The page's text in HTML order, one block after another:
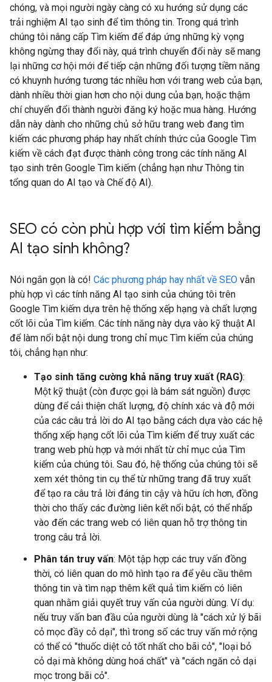
chóng, và mọi người ngày càng có xu hướng sử dụng các
trải nghiệm AI tạo sinh để tìm thông tin. Trong quá trình
chúng tôi nâng cấp Tìm kiếm để đáp ứng những kỳ vọng
không ngừng thay đổi này, quá trình chuyển đổi này sẽ mang
lại những cơ hội mới để tiếp cận những đối tượng tiềm năng
có khuynh hướng tương tác nhiều hơn với trang web của bạn,
dành nhiều thời gian hơn cho nội dung của bạn, hoặc thậm
chí chuyển đổi thành người đăng ký hoặc mua hàng. Hướng
dẫn này dành cho những chủ sở hữu trang web đang tìm
kiếm các phương pháp hay nhất chính thức của Google Tìm
kiếm về cách đạt được thành công trong các tính năng AI
tạo sinh trên Google Tìm kiếm (chẳng hạn như Thông tin
tổng quan do AI tạo và Chế độ AI).
SEO có còn phù hợp với tìm kiếm bằng
AI tạo sinh không?
Nói ngắn gọn là có! Các phương pháp hay nhất về SEO vẫn
phù hợp vì các tính năng AI tạo sinh của chúng tôi trên
Google Tìm kiếm dựa trên hệ thống xếp hạng và chất lượng
cốt lõi của Tìm kiếm. Các tính năng này dựa vào kỹ thuật AI
để làm nổi bật nội dung trong chỉ mục Tìm kiếm của chúng
tôi, chẳng hạn như:
Tạo sinh tăng cường khả năng truy xuất (RAG):
Một kỹ thuật (còn được gọi là bám sát nguồn) được
dùng để cải thiện chất lượng, độ chính xác và độ mới
của các câu trả lời do AI tạo bằng cách dựa vào các hệ
thống xếp hạng cốt lõi của Tìm kiếm để truy xuất các
trang web phù hợp và mới nhất từ chỉ mục của Tìm
kiếm của chúng tôi. Sau đó, hệ thống của chúng tôi sẽ
xem xét thông tin cụ thể từ những trang đã truy xuất
để tạo ra câu trả lời đáng tin cậy và hữu ích hơn, đồng
thời cho thấy các đường liên kết nổi bật, có thể nhấp
vào đến các trang web có liên quan hỗ trợ thông tin
trong câu trả lời.
Phân tán truy vấn: Một tập hợp các truy vấn đồng
thời, có liên quan do mô hình tạo ra để yêu cầu thêm
thông tin và tìm nạp thêm kết quả tìm kiếm có liên
quan nhằm giải quyết truy vấn của người dùng. Ví dụ:
nếu truy vấn ban đầu của người dùng là "cách xử lý bãi
cỏ mọc đầy cỏ dại", thì trong số các truy vấn mở rộng
có thể có "thuốc diệt cỏ tốt nhất cho bãi cỏ", "loại bỏ
cỏ dại mà không dùng hoá chất" và "cách ngăn cỏ dại
mọc trong bãi cỏ".